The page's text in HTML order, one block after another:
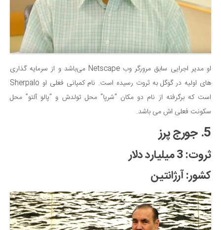
او مدیر اجرایی سابق مرورگر وب Netscape می‌باشد و از سرمایه گذاری
های اولیه در گوگل به ثروت رسیده است. نام کمپانی فعلی او Sherpalo
است که برگرفته از نام دو مکان “شرپا” محل تولدش و “پالو آلتو” محل
سکونت فعلی اش می باشد.
5. جورج پرز
ثروت: 3 میلیارد دلار
کشور: آرژانتین